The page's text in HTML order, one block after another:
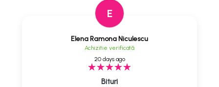
E
Elena Ramona Niculescu
Achizitie verificată
20 days ago
Bituri